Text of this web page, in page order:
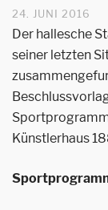
24. JUNI 2016
Der hallesche
seiner letzten
Künstlerhaus